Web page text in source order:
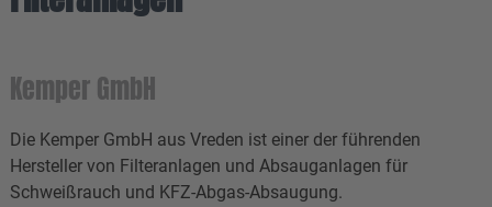
Kemper GmbH
Die Kemper GmbH aus Vreden ist einer der führenden
Hersteller von Filteranlagen und Absauganlagen für
Schweißrauch und KFZ-Abgas-Absaugung.